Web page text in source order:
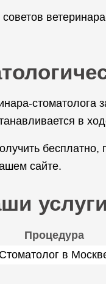
в
сайте.
услуги
Процедура
Стоматолог в